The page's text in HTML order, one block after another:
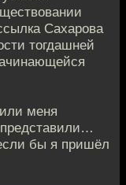
Сахарова
тогдашней
меня
бы я пришёл